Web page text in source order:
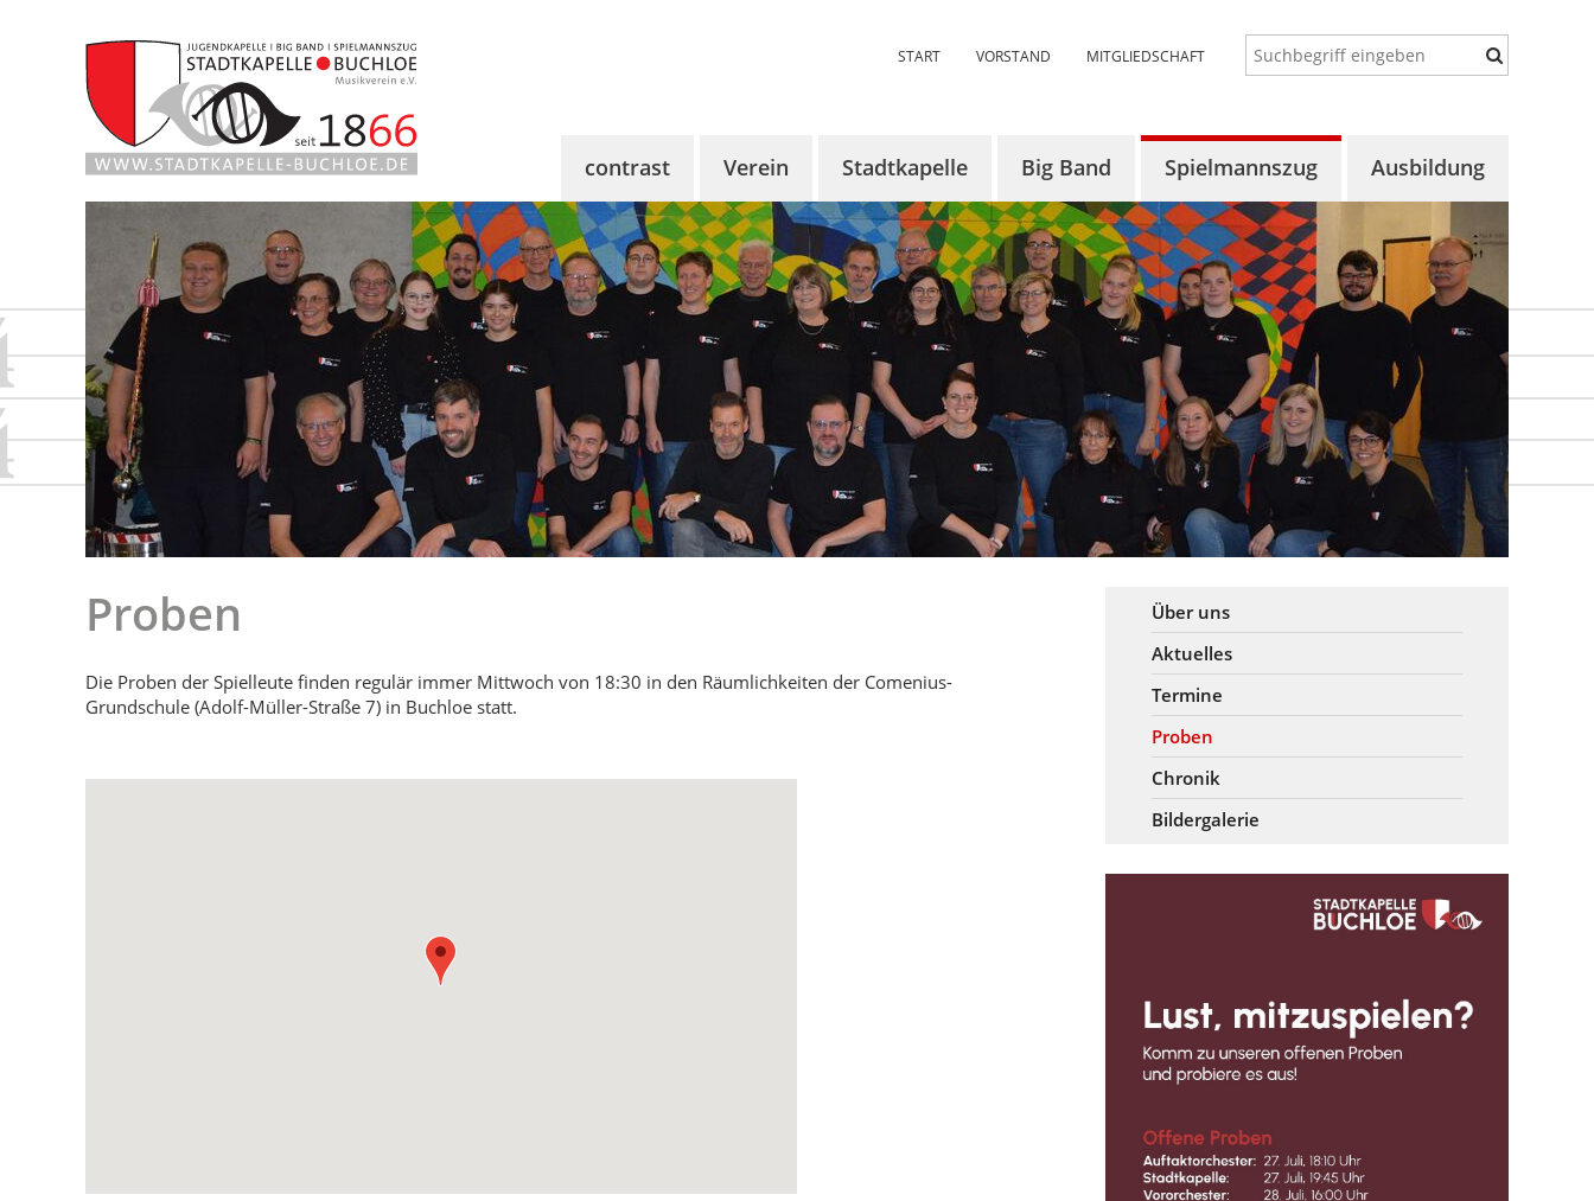
START VORSTAND MITGLIEDSCHAFT
contrast
Über contrast
KünstlerInnen
Tickets
Sponsoren
contrast 2024
Verein
Über uns
Aktuelles
Termine
Vorstandschaft
Probenraum
Mitglied werden
Chronik
Stadtkapelle
Über uns
Aktuelles
Termine
Register
Chronik
Bildergalerie
Big Band
Über uns
Aktuelles
Termine
Bildergalerie
Spielmannszug
Über uns
Aktuelles
Termine
Proben
Chronik
Bildergalerie
Ausbildung
Auftaktorchester
Vororchester
Bläserklassen
Aktuelles
Termine
Bildergalerie
Proben
Die Proben der Spielleute finden regulär immer Mittwoch von 18:30 in den Räumlichkeiten der Comenius-
Grundschule (Adolf-Müller-Straße 7) in Buchloe statt.
Über uns
Aktuelles
Termine
Proben
Chronik
Bildergalerie